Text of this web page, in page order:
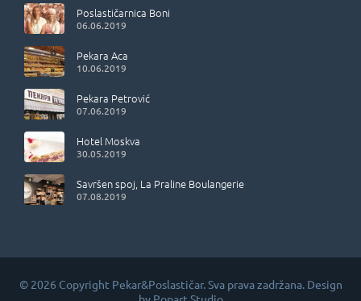
Poslastičarnica Boni
06.06.2019
Pekara Aca
10.06.2019
Pekara Petrović
07.06.2019
Hotel Moskva
30.05.2019
Savršen spoj, La Praline Boulangerie
07.08.2019
© 2026 Copyright Pekar&Poslastičar. Sva prava zadržana. Design